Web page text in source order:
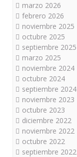
marzo 2026
febrero 2026
noviembre 2025
octubre 2025
septiembre 2025
marzo 2025
noviembre 2024
octubre 2024
septiembre 2024
noviembre 2023
octubre 2023
diciembre 2022
noviembre 2022
octubre 2022
septiembre 2022